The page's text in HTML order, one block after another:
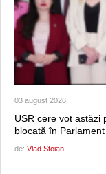
03 august 2026
USR cere vot astăzi
blocată în
de: Vlad Stoian